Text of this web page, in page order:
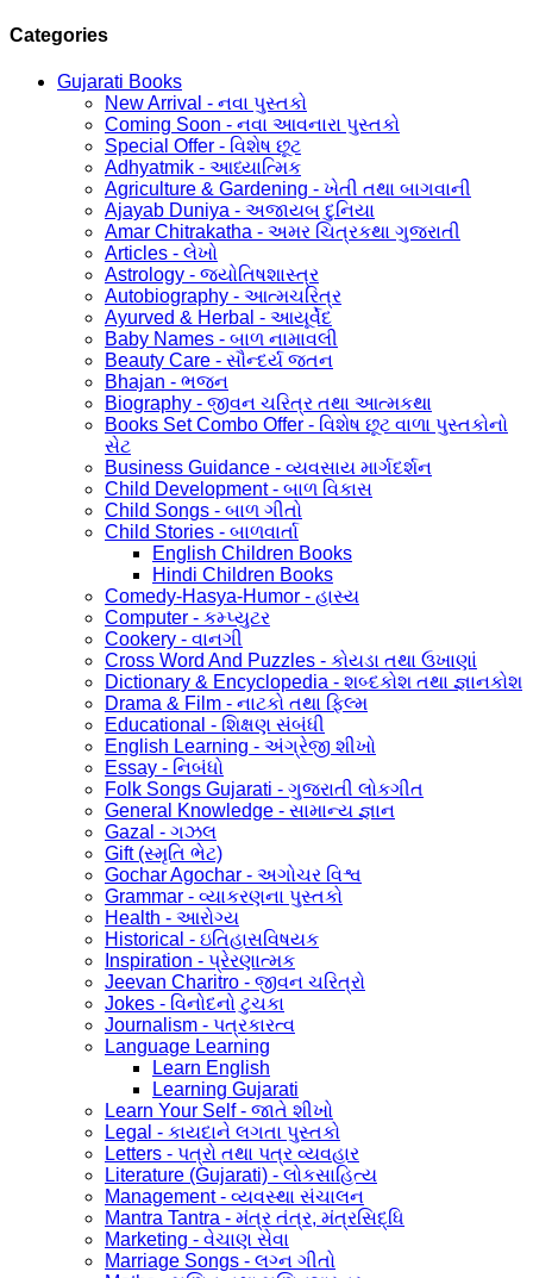
Categories
Gujarati Books
New Arrival - નવા પુસ્તકો
Coming Soon - નવા આવનારા પુસ્તકો
Special Offer - વિશેષ છૂટ
Adhyatmik - આધ્યાત્મિક
Agriculture & Gardening - ખેતી તથા બાગવાની
Ajayab Duniya - અજાયબ દુનિયા
Amar Chitrakatha - અમર ચિત્રકથા ગુજરાતી
Articles - લેખો
Astrology - જ્યોતિષશાસ્ત્ર
Autobiography - આત્મચરિત્ર
Ayurved & Herbal - આયૂર્વેદ
Baby Names - બાળ નામાવલી
Beauty Care - સૌન્દર્ય જતન
Bhajan - ભજન
Biography - જીવન ચરિત્ર તથા આત્મકથા
Books Set Combo Offer - વિશેષ છૂટ વાળા પુસ્તકોનો
સેટ
Business Guidance - વ્યવસાય માર્ગદર્શન
Child Development - બાળ વિકાસ
Child Songs - બાળ ગીતો
Child Stories - બાળવાર્તા
English Children Books
Hindi Children Books
Comedy-Hasya-Humor - હાસ્ય
Computer - કમ્પ્યુટર
Cookery - વાનગી
Cross Word And Puzzles - કોયડા તથા ઉખાણાં
Dictionary & Encyclopedia - શબ્દકોશ તથા જ્ઞાનકોશ
Drama & Film - નાટકો તથા ફિલ્મ
Educational - શિક્ષણ સંબંધી
English Learning - અંગ્રેજી શીખો
Essay - નિબંધો
Folk Songs Gujarati - ગુજરાતી લોકગીત
General Knowledge - સામાન્ય જ્ઞાન
Gazal - ગઝલ
Gift (સ્મૃતિ ભેટ)
Gochar Agochar - અગોચર વિશ્વ
Grammar - વ્યાકરણના પુસ્તકો
Health - આરોગ્ય
Historical - ઇતિહાસવિષયક
Inspiration - પ્રેરણાત્મક
Jeevan Charitro - જીવન ચરિત્રો
Jokes - વિનોદનો ટુચકા
Journalism - પત્રકારત્વ
Language Learning
Learn English
Learning Gujarati
Learn Your Self - જાતે શીખો
Legal - કાયદાને લગતા પુસ્તકો
Letters - પત્રો તથા પત્ર વ્યવહાર
Literature (Gujarati) - લોકસાહિત્ય
Management - વ્યવસ્થા સંચાલન
Mantra Tantra - મંત્ર તંત્ર, મંત્રસિદ્ધિ
Marketing - વેચાણ સેવા
Marriage Songs - લગ્ન ગીતો